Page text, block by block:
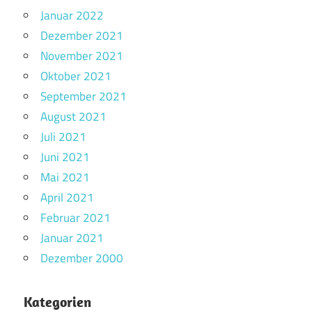
Januar 2022
Dezember 2021
November 2021
Oktober 2021
September 2021
August 2021
Juli 2021
Juni 2021
Mai 2021
April 2021
Februar 2021
Januar 2021
Dezember 2000
Kategorien